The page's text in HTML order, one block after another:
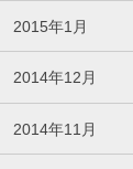
2015年1月
2014年12月
2014年11月